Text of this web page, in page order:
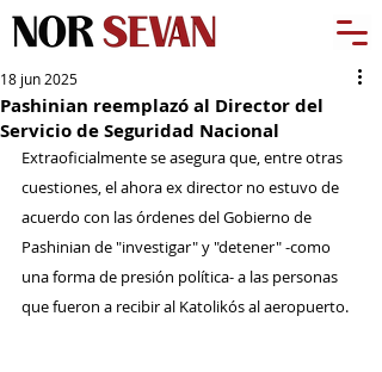
Pashinian reemplazó al Director del
Servicio de Seguridad Nacional
18 jun 2025
Extraoficialmente se asegura que, entre otras
cuestiones, el ahora ex director no estuvo de
acuerdo con las órdenes del Gobierno de
Pashinian de "investigar" y "detener" -como
una forma de presión política- a las personas
que fueron a recibir al Katolikós al aeropuerto.